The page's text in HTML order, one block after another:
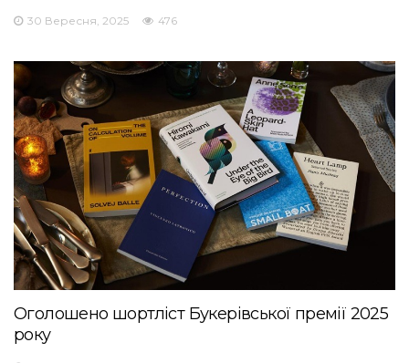
30 Вересня, 2025 476
Оголошено шортліст Букерівської премії 2025
року